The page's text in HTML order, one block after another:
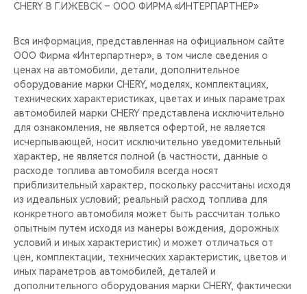
СЕДАНЫ
НОВИНКИ
КРЕДИТ И СТРАХОВАНИЕ
ЗАПЧАСТИ И АКСЕССУАРЫ
ПОДДЕРЖКА
CHERY CONNECT
О БРЕНДЕ
CHERY В СОЦСЕТЯХ
ЛЮДИ CHERY
БЛАГОТВОРИТЕЛЬНОСТЬ
CHERY REMOTE
CHERY И СПОРТ
НАШИ МЕРОПРИЯТИЯ
ВИДЕООБЗОРЫ
CHERY ДЛЯ ДЕТЕЙ
КРЕДИТ
МЫ В СОЦСЕТЯХ
CHERY В Г.ИЖЕВСК – ООО ФИРМА «ИНТЕРПАРТНЕР»
Вся информация, представленная на официальном сайте
ООО Фирма «Интерпартнер», в том числе сведения о
ценах на автомобили, детали, дополнительное
оборудование марки CHERY, моделях, комплектациях,
технических характеристиках, цветах и иных параметрах
автомобилей марки CHERY представлена исключительно
для ознакомления, не является офертой, не является
исчерпывающей, носит исключительно уведомительный
характер, не является полной (в частности, данные о
расходе топлива автомобиля всегда носят
приблизительный характер, поскольку рассчитаны исходя
из идеальных условий; реальный расход топлива для
конкретного автомобиля может быть рассчитан только
опытным путем исходя из манеры вождения, дорожных
условий и иных характеристик) и может отличаться от
цен, комплектации, технических характеристик, цветов и
иных параметров автомобилей, деталей и
дополнительного оборудования марки CHERY, фактически